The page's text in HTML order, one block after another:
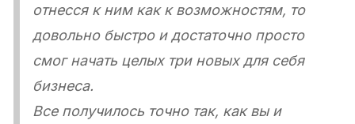
отнесся к ним как к возможностям, то
довольно быстро и достаточно просто
смог начать целых три новых для себя
бизнеса.
Все получилось точно так, как вы и